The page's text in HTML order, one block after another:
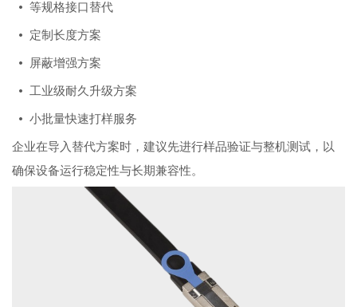
• 等规格接口替代
• 定制长度方案
• 屏蔽增强方案
• 工业级耐久升级方案
• 小批量快速打样服务
企业在导入替代方案时，建议先进行样品验证与整机测试，以
确保设备运行稳定性与长期兼容性。